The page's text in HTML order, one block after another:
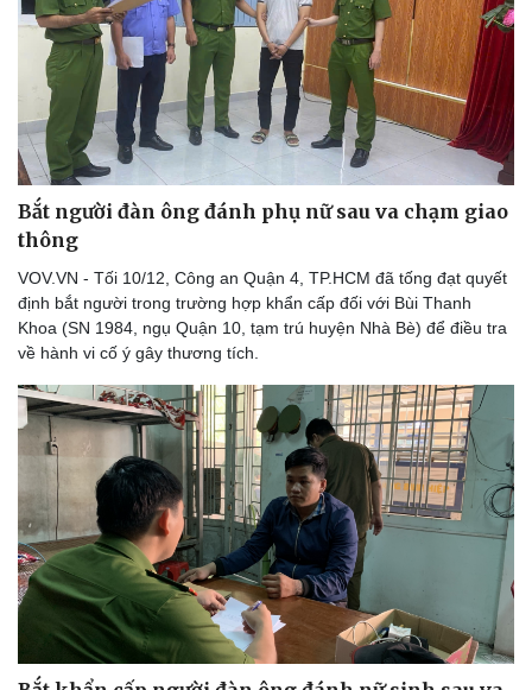
Hậu trường
Bắt người đàn ông đánh phụ nữ sau va chạm giao
thông
VOV.VN - Tối 10/12, Công an Quận 4, TP.HCM đã tống đạt quyết
định bắt người trong trường hợp khẩn cấp đối với Bùi Thanh
Khoa (SN 1984, ngụ Quận 10, tạm trú huyện Nhà Bè) để điều tra
về hành vi cố ý gây thương tích.